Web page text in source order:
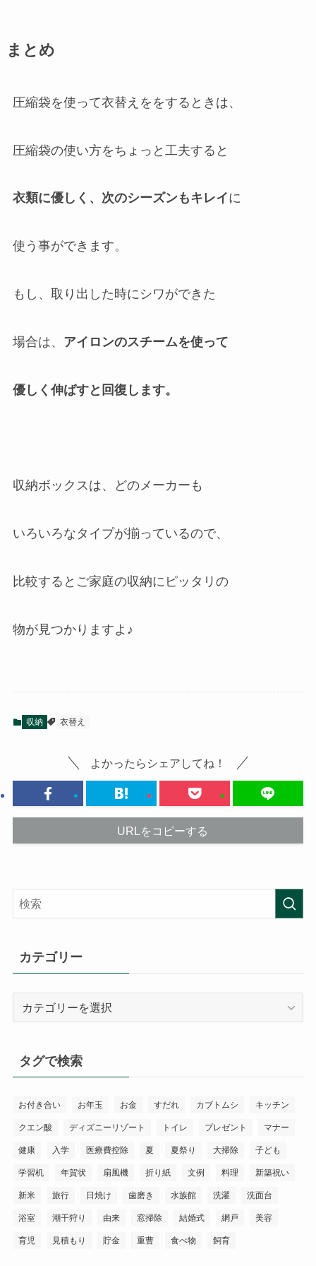
まとめ
圧縮袋を使って衣替えををするときは、
圧縮袋の使い方をちょっと工夫すると
衣類に優しく、次のシーズンもキレイに
使う事ができます。
もし、取り出した時にシワができた
場合は、 アイロンのスチームを使って
優しく伸ばすと回復します。
収納ボックスは、どのメーカーも
いろいろなタイプが揃っているので、
比較するとご家庭の収納にピッタリの
物が見つかりますよ♪
収納 衣替え
よかったらシェアしてね！
URLをコピーする
カテゴリー
ー
タグで検索
お付き合い お年玉 お金 すだれ カブトムシ キッチン
クエン酸 ディズニーリゾート トイレ プレゼント マナー
健康 入学 医療費控除 夏 夏祭り 大掃除 子ども
学習机 年賀状 扇風機 折り紙 文例 料理 新築祝い
新米 旅行 日焼け 歯磨き 水族館 洗濯 洗面台
浴室 潮干狩り 由来 窓掃除 結婚式 網戸 美容
育児 見積もり 貯金 重曹 食べ物 飼育